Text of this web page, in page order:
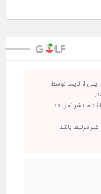
پس از تایید توسط
منتشر نخواهد
غیر مرتبط باشد